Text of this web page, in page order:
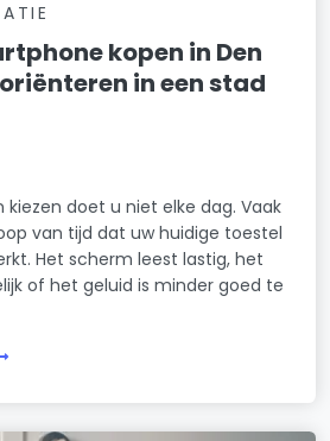
kopen in Den
in een stad
kiezen doet u niet elke dag. Vaak
van tijd dat uw huidige toestel
Het scherm leest lastig, het
of het geluid is minder goed te